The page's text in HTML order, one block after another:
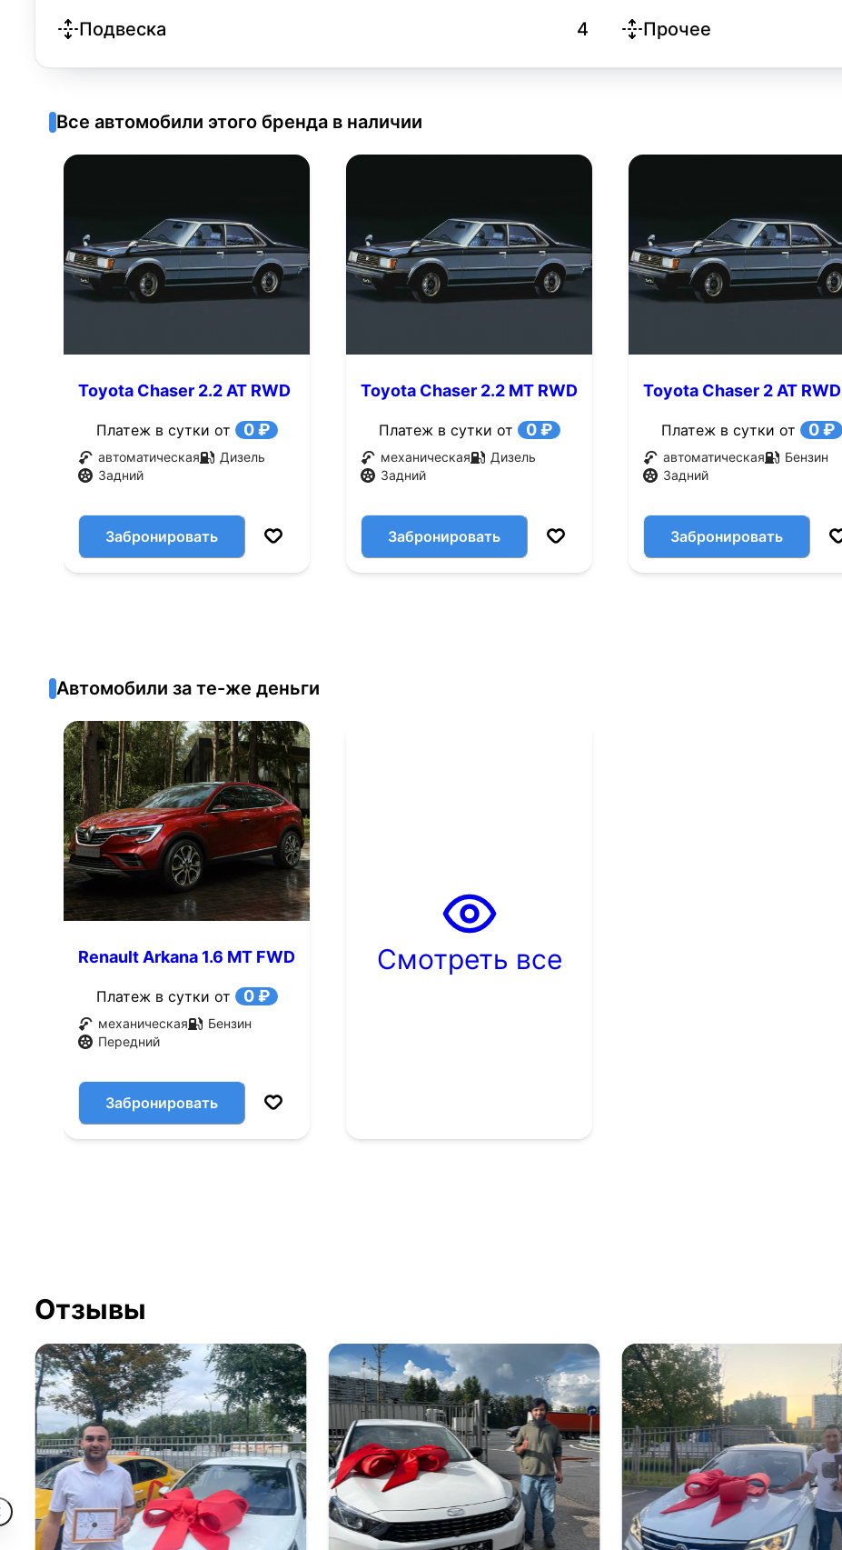
Подвеска 4 Прочее
Все автомобили этого бренда в наличии
Toyota Chaser 2.2 AT RWD
Платеж в сутки от 0 ₽
автоматическая
Дизель
Задний
Забронировать
Toyota Chaser 2.2 MT RWD
Платеж в сутки от 0 ₽
механическая
Дизель
Задний
Забронировать
Toyota Chaser 2 AT RWD
Платеж в сутки от 0 ₽
автоматическая
Бензин
Задний
Забронировать
Автомобили за те-же деньги
Renault Arkana 1.6 MT FWD
Платеж в сутки от 0 ₽
механическая
Бензин
Передний
Забронировать
Смотреть все
Отзывы